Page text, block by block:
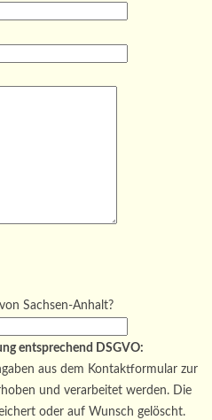
Sachsen-Anhalt?
entsprechend DSGVO:
aus dem Kontaktformular zur
und verarbeitet werden. Die
oder auf Wunsch gelöscht.